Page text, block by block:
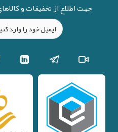
جهت اطلاع از تخفیفات و